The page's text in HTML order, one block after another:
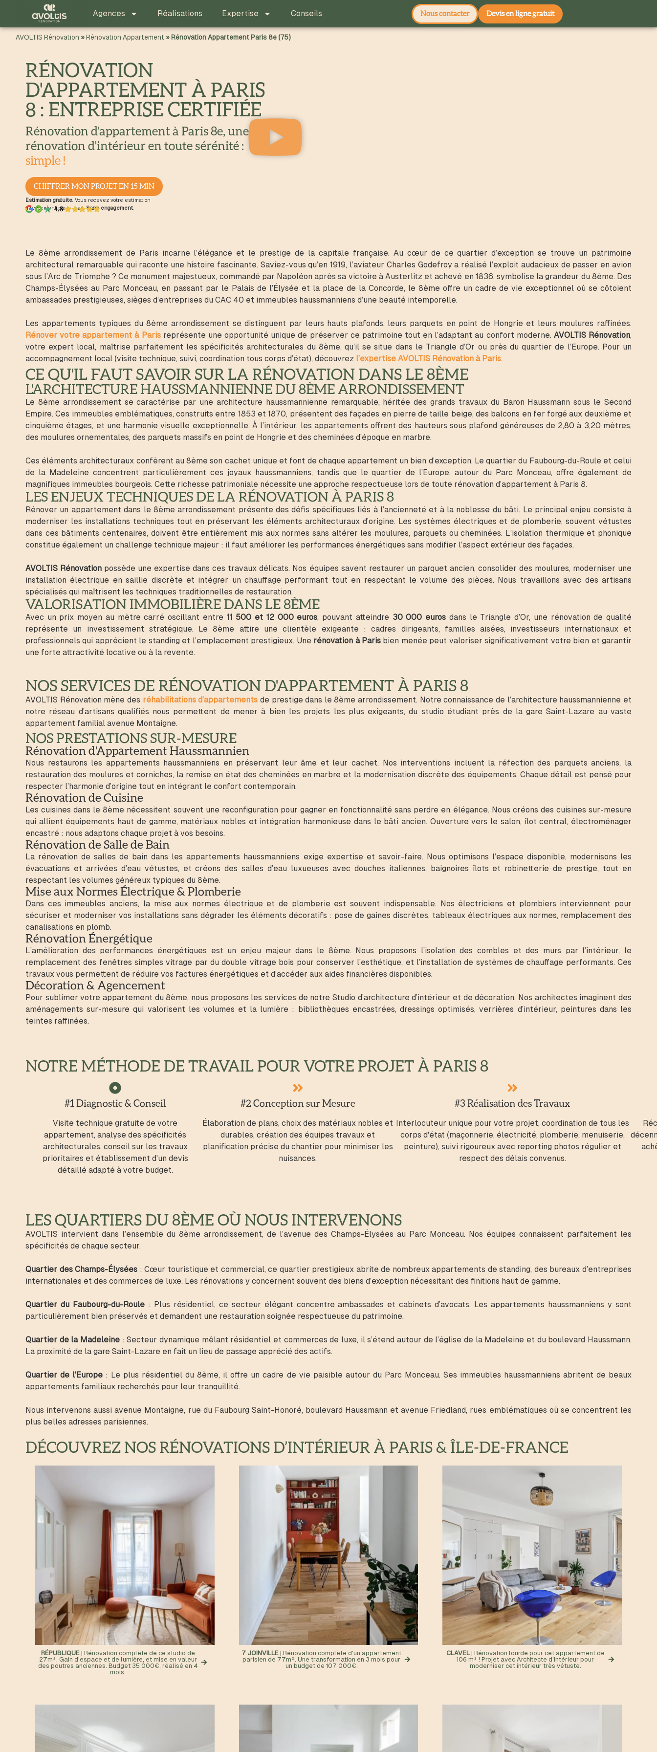
Agences Réalisations Expertise Conseils Nous contacter Devis en ligne gratuit
AVOLTIS Rénovation »Rénovation Appartement » Rénovation Appartement Paris 8e (75)
RÉNOVATION
D'APPARTEMENT À PARIS
8 : ENTREPRISE CERTIFIÉE
Rénovation d'appartement à Paris 8e, une
rénovation d'intérieur en toute sérénité :
simple !
CHIFFRER MON PROJET EN 15 MIN
Estimation gratuite . Vous recevez votre estimation
directement par e-mail.Sans engagement
Le 8ème arrondissement de Paris incarne l’élégance et le prestige de la capitale française. Au cœur de ce quartier d’exception se trouve un patrimoine
architectural remarquable qui raconte une histoire fascinante. Saviez-vous qu’en 1919, l’aviateur Charles Godefroy a réalisé l’exploit audacieux de passer en avion
sous l’Arc de Triomphe ? Ce monument majestueux, commandé par Napoléon après sa victoire à Austerlitz et achevé en 1836, symbolise la grandeur du 8ème. Des
Champs-Élysées au Parc Monceau, en passant par le Palais de l’Élysée et la place de la Concorde, le 8ème offre un cadre de vie exceptionnel où se côtoient
ambassades prestigieuses, sièges d’entreprises du CAC 40 et immeubles haussmanniens d’une beauté intemporelle.
Les appartements typiques du 8ème arrondissement se distinguent par leurs hauts plafonds, leurs parquets en point de Hongrie et leurs moulures raffinées.
Rénover votre appartement à Parisreprésente une opportunité unique de préserver ce patrimoine tout en l’adaptant au confort moderne. AVOLTIS Rénovation,
votre expert local, maîtrise parfaitement les spécificités architecturales du 8ème, qu’il se situe dans le Triangle d’Or ou près du quartier de l’Europe. Pour un
accompagnement local (visite technique, suivi, coordination tous corps d’état), découvrez l’expertise AVOLTIS Rénovation à Paris.
CE QU'IL FAUT SAVOIR SUR LA RÉNOVATION DANS LE 8ÈME
L'ARCHITECTURE HAUSSMANNIENNE DU 8ÈME ARRONDISSEMENT
Le 8ème arrondissement se caractérise par une architecture haussmannienne remarquable, héritée des grands travaux du Baron Haussmann sous le Second
Empire. Ces immeubles emblématiques, construits entre 1853 et 1870, présentent des façades en pierre de taille beige, des balcons en fer forgé aux deuxième et
cinquième étages, et une harmonie visuelle exceptionnelle. À l’intérieur, les appartements offrent des hauteurs sous plafond généreuses de 2,80 à 3,20 mètres,
des moulures ornementales, des parquets massifs en point de Hongrie et des cheminées d’époque en marbre.
Ces éléments architecturaux confèrent au 8ème son cachet unique et font de chaque appartement un bien d’exception. Le quartier du Faubourg-du-Roule et celui
de la Madeleine concentrent particulièrement ces joyaux haussmanniens, tandis que le quartier de l’Europe, autour du Parc Monceau, offre également de
magnifiques immeubles bourgeois. Cette richesse patrimoniale nécessite une approche respectueuse lors de toute rénovation d’appartement à Paris 8.
LES ENJEUX TECHNIQUES DE LA RÉNOVATION À PARIS 8
Rénover un appartement dans le 8ème arrondissement présente des défis spécifiques liés à l’ancienneté et à la noblesse du bâti. Le principal enjeu consiste à
moderniser les installations techniques tout en préservant les éléments architecturaux d’origine. Les systèmes électriques et de plomberie, souvent vétustes
dans ces bâtiments centenaires, doivent être entièrement mis aux normes sans altérer les moulures, parquets ou cheminées. L’isolation thermique et phonique
constitue également un challenge technique majeur : il faut améliorer les performances énergétiques sans modifier l’aspect extérieur des façades.
AVOLTIS Rénovation possède une expertise dans ces travaux délicats. Nos équipes savent restaurer un parquet ancien, consolider des moulures, moderniser une
installation électrique en saillie discrète et intégrer un chauffage performant tout en respectant le volume des pièces. Nous travaillons avec des artisans
spécialisés qui maîtrisent les techniques traditionnelles de restauration.
VALORISATION IMMOBILIÈRE DANS LE 8ÈME
Avec un prix moyen au mètre carré oscillant entre 11 500 et 12 000 euros, pouvant atteindre 30 000 euros dans le Triangle d’Or, une rénovation de qualité
représente un investissement stratégique. Le 8ème attire une clientèle exigeante : cadres dirigeants, familles aisées, investisseurs internationaux et
professionnels qui apprécient le standing et l’emplacement prestigieux. Une rénovation à Parisbien menée peut valoriser significativement votre bien et garantir
une forte attractivité locative ou à la revente.
NOS SERVICES DE RÉNOVATION D'APPARTEMENT À PARIS 8
AVOLTIS Rénovation mène des réhabilitations d’appartements de prestige dans le 8ème arrondissement. Notre connaissance de l’architecture haussmannienne et
notre réseau d’artisans qualifiés nous permettent de mener à bien les projets les plus exigeants, du studio étudiant près de la gare Saint-Lazare au vaste
appartement familial avenue Montaigne.
NOS PRESTATIONS SUR-MESURE
Rénovation d'Appartement Haussmannien
Nous restaurons les appartements haussmanniens en préservant leur âme et leur cachet. Nos interventions incluent la réfection des parquets anciens, la
restauration des moulures et corniches, la remise en état des cheminées en marbre et la modernisation discrète des équipements. Chaque détail est pensé pour
respecter l’harmonie d’origine tout en intégrant le confort contemporain.
Rénovation de Cuisine
Les cuisines dans le 8ème nécessitent souvent une reconfiguration pour gagner en fonctionnalité sans perdre en élégance. Nous créons des cuisines sur-mesure
qui allient équipements haut de gamme, matériaux nobles et intégration harmonieuse dans le bâti ancien. Ouverture vers le salon, îlot central, électroménager
encastré : nous adaptons chaque projet à vos besoins.
Rénovation de Salle de Bain
La rénovation de salles de bain dans les appartements haussmanniens exige expertise et savoir-faire. Nous optimisons l’espace disponible, modernisons les
évacuations et arrivées d’eau vétustes, et créons des salles d’eau luxueuses avec douches italiennes, baignoires îlots et robinetterie de prestige, tout en
respectant les volumes généreux typiques du 8ème.
Mise aux Normes Électrique & Plomberie
Dans ces immeubles anciens, la mise aux normes électrique et de plomberie est souvent indispensable. Nos électriciens et plombiers interviennent pour
sécuriser et moderniser vos installations sans dégrader les éléments décoratifs : pose de gaines discrètes, tableaux électriques aux normes, remplacement des
canalisations en plomb.
Rénovation Énergétique
L’amélioration des performances énergétiques est un enjeu majeur dans le 8ème. Nous proposons l’isolation des combles et des murs par l’intérieur, le
remplacement des fenêtres simples vitrage par du double vitrage bois pour conserver l’esthétique, et l’installation de systèmes de chauffage performants. Ces
travaux vous permettent de réduire vos factures énergétiques et d’accéder aux aides financières disponibles.
Décoration & Agencement
Pour sublimer votre appartement du 8ème, nous proposons les services de notre Studio d’architecture d’intérieur et de décoration. Nos architectes imaginent des
aménagements sur-mesure qui valorisent les volumes et la lumière : bibliothèques encastrées, dressings optimisés, verrières d’intérieur, peintures dans les
teintes raffinées.
NOTRE MÉTHODE DE TRAVAIL POUR VOTRE PROJET À PARIS 8
#1 Diagnostic & Conseil
Visite technique gratuite de votre
appartement, analyse des spécificités
architecturales, conseil sur les travaux
prioritaires et établissement d'un devis
détaillé adapté à votre budget.
#2 Conception sur Mesure
Élaboration de plans, choix des matériaux nobles et
durables, création des équipes travaux et
planification précise du chantier pour minimiser les
nuisances.
#3 Réalisation des Travaux
Interlocuteur unique pour votre projet, coordination de tous les
corps d'état (maçonnerie, électricité, plomberie, menuiserie,
peinture), suivi rigoureux avec reporting photos régulier et
respect des délais convenus.
LES QUARTIERS DU 8ÈME OÙ NOUS INTERVENONS
AVOLTIS intervient dans l’ensemble du 8ème arrondissement, de l’avenue des Champs-Élysées au Parc Monceau. Nos équipes connaissent parfaitement les
spécificités de chaque secteur.
Quartier des Champs-Élysées : Cœur touristique et commercial, ce quartier prestigieux abrite de nombreux appartements de standing, des bureaux d’entreprises
internationales et des commerces de luxe. Les rénovations y concernent souvent des biens d’exception nécessitant des finitions haut de gamme.
Quartier du Faubourg-du-Roule: Plus résidentiel, ce secteur élégant concentre ambassades et cabinets d’avocats. Les appartements haussmanniens y sont
particulièrement bien préservés et demandent une restauration soignée respectueuse du patrimoine.
Quartier de la Madeleine : Secteur dynamique mêlant résidentiel et commerces de luxe, il s’étend autour de l’église de la Madeleine et du boulevard Haussmann.
La proximité de la gare Saint-Lazare en fait un lieu de passage apprécié des actifs.
Quartier de l’Europe : Le plus résidentiel du 8ème, il offre un cadre de vie paisible autour du Parc Monceau. Ses immeubles haussmanniens abritent de beaux
appartements familiaux recherchés pour leur tranquillité.
Nous intervenons aussi avenue Montaigne, rue du Faubourg Saint-Honoré, boulevard Haussmann et avenue Friedland, rues emblématiques où se concentrent les
plus belles adresses parisiennes.
DÉCOUVREZ NOS RÉNOVATIONS D’INTÉRIEUR À PARIS & ÎLE-DE-FRANCE
RÉPUBLIQUE | Rénovation complète de ce studio de
27m². Gain d'espace et de lumière, et mise en valeur
des poutres anciennes. Budget 35 000€, réalisé en 4
mois.
7 JOINVILLE| Rénovation complète d'un appartement
parisien de 77m². Une transformation en 3 mois pour
un budget de 107 000€.
CLAVEL | Rénovation lourde pour cet appartement de
106 m² ! Projet avec Architecte d'Intérieur pour
moderniser cet intérieur très vétuste.